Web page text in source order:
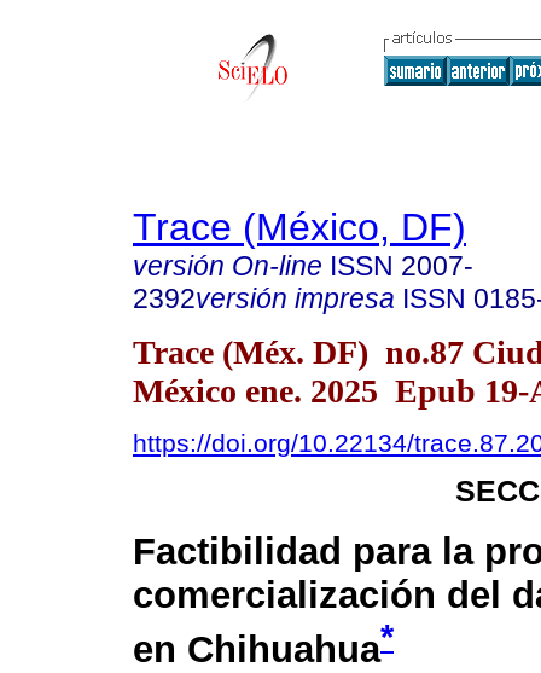
Trace (México, DF)
versión On-line ISSN 2007-
2392versión impresa ISSN
Trace (Méx. DF) no.87
México ene. 2025 Epub 19-
https://doi.org/10.22134/
Factibilidad para la
comercialización del
en Chihuahua*